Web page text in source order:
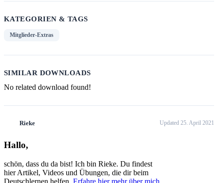
KATEGORIEN & TAGS
Mitglieder-Extras
SIMILAR DOWNLOADS
No related download found!
Rieke Updated 25. April 2021
Hallo,
schön, dass du da bist! Ich bin Rieke. Du findest
hier Artikel, Videos und Übungen, die dir beim